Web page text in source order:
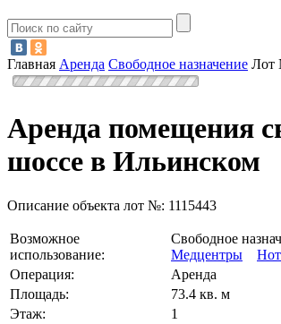
Главная Аренда Свободное назначение Лот
Аренда помещения
шоссе в Ильинском
Описание объекта лот №: 1115443
Возможное
использование:
Свободное
Медцентры
Операция:
Аренда
Площадь:
73.4 кв. м
Этаж:
1